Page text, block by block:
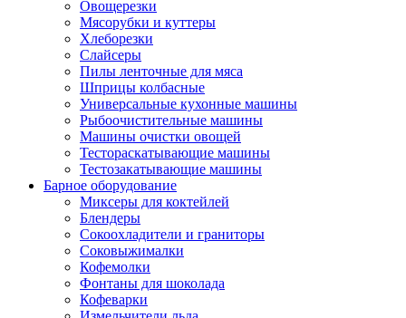
Овощерезки
Мясорубки и куттеры
Хлеборезки
Слайсеры
Пилы ленточные для мяса
Шприцы колбасные
Универсальные кухонные машины
Рыбоочистительные машины
Машины очистки овощей
Тестораскатывающие машины
Тестозакатывающие машины
Барное оборудование
Миксеры для коктейлей
Блендеры
Сокоохладители и граниторы
Соковыжималки
Кофемолки
Фонтаны для шоколада
Кофеварки